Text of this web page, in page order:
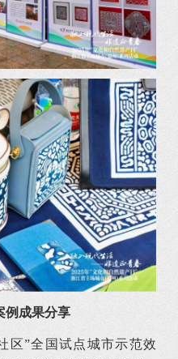
例成果分享
区”全国试点城市示范效